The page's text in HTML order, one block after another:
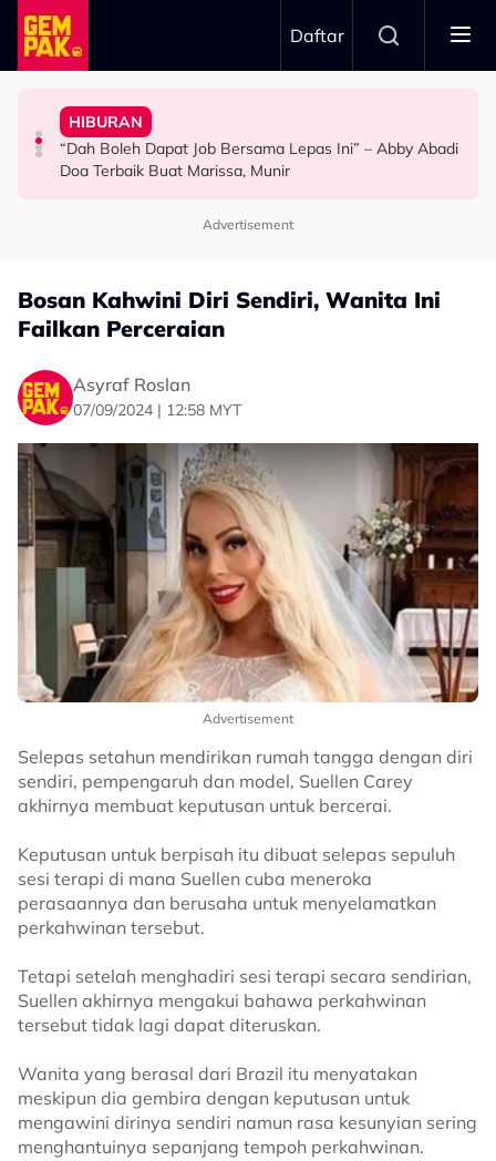
Skip to main content
Daftar
HIBURAN
Bawa Anak Ke Klinik, Syasya Rizal Terkejut Dikenali
Doktor
HIBURAN
“Dah Boleh Dapat Job Bersama Lepas Ini” – Abby Abadi
Doa Terbaik Buat Marissa, Munir
BERITA
Kasihnya Ibu, Ikan Lumba-Lumba Enggan Tinggalkan
Anak Yang Sudah Mati
ANTARABANGSA
Pengantin Penat Sampai Tertidur Atas Pelamin
Advertisement
Bosan Kahwini Diri Sendiri, Wanita Ini
Failkan Perceraian
Asyraf Roslan
07/09/2024 | 12:58 MYT
Advertisement
Selepas setahun mendirikan rumah tangga dengan diri
sendiri, pempengaruh dan model, Suellen Carey
akhirnya membuat keputusan untuk bercerai.
Keputusan untuk berpisah itu dibuat selepas sepuluh
sesi terapi di mana Suellen cuba meneroka
perasaannya dan berusaha untuk menyelamatkan
perkahwinan tersebut.
Tetapi setelah menghadiri sesi terapi secara sendirian,
Suellen akhirnya mengakui bahawa perkahwinan
tersebut tidak lagi dapat diteruskan.
Wanita yang berasal dari Brazil itu menyatakan
meskipun dia gembira dengan keputusan untuk
mengawini dirinya sendiri namun rasa kesunyian sering
menghantuinya sepanjang tempoh perkahwinan.